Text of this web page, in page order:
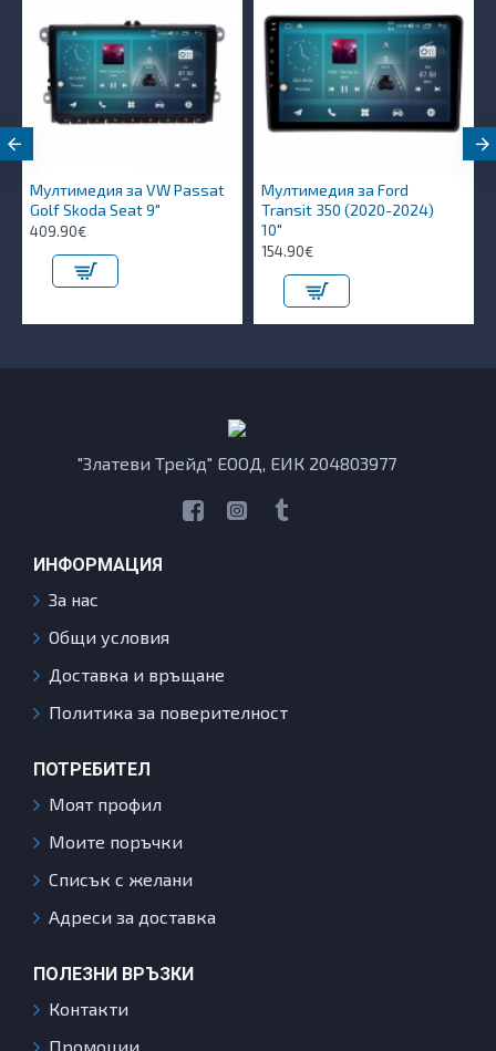
Мултимедия за VW Passat
Golf Skoda Seat 9"
409.90€
Мултимедия за Ford
Transit 350 (2020-2024)
10″
154.90€
"Златеви Трейд" ЕООД, ЕИК 204803977
ИНФОРМАЦИЯ
За нас
Общи условия
Доставка и връщане
Политика за поверителност
ПОТРЕБИТЕЛ
Моят профил
Моите поръчки
Списък с желани
Адреси за доставка
ПОЛЕЗНИ ВРЪЗКИ
Контакти
Промоции